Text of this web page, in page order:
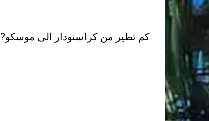
كم تطير من كراسنودار الى موسكو?